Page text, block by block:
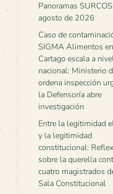
Panoramas
agosto de 2026
Caso de
SIGMA Alimentos en
Cartago escala a
nacional: Ministerio
ordena inspección
la Defensoría abre
investigación
Entre la legitimidad
y la legitimidad
constitucional:
sobre la querella
cuatro magistrados
Sala Constitucional